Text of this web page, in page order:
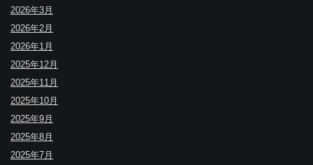
2026年3月
2026年2月
2026年1月
2025年12月
2025年11月
2025年10月
2025年9月
2025年8月
2025年7月